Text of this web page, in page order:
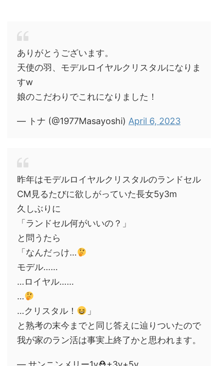
ありがとうございます。
天使の羽、モデルロイヤルクリスタルになりま
すw
娘のこだわりでこれになりました！
— トナ (@1977Masayoshi) April 6, 2023
昨年はモデルロイヤルクリスタルのランドセル
CM見るたびに欲しがっていた長女5y3m
久しぶりに
「ランドセル何がいいの？」
と問うたら
「なんだっけ…
モデル……
…ロイヤル……
…
…クリスタル！
」
と熟考の末今までと同じ答えに辿りついたので
我が家のラン活は事実上終了かと思われます。